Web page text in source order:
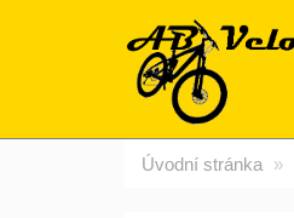
Úvodní stránka